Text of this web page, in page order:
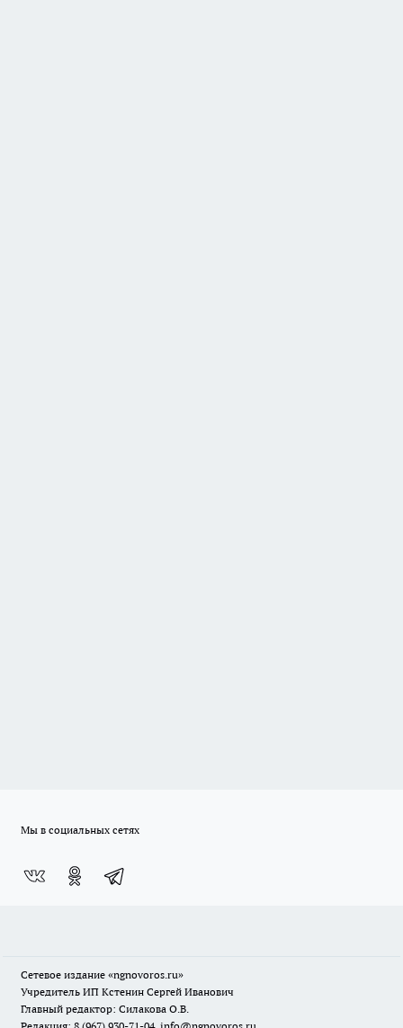
Мы в социальных сетях
Сетевое издание «ngnovoros.ru»
Учредитель ИП Кстенин Сергей Иванович
Главный редактор: Силакова О.В.